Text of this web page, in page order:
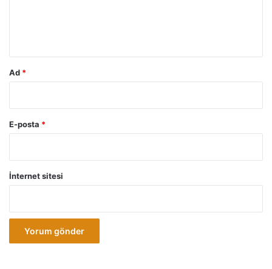
Ad *
E-posta *
İnternet sitesi